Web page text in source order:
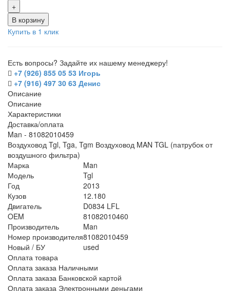
+
В корзину
Купить в 1 клик
Есть вопросы? Задайте их нашему менеджеру!
+7 (926) 855 05 53 Игорь
+7 (916) 497 30 63 Денис
Описание
Описание
Характеристики
Доставка/оплата
Man - 81082010459
Воздуховод Tgl, Tga, Tgm Воздуховод MAN TGL (патрубок от
воздушного фильтра)
Марка
Man
Модель
Tgl
Год
2013
Кузов
12.180
Двигатель
D0834 LFL
OEM
81082010460
Производитель
Man
Номер производителя81082010459
Новый / БУ
used
Оплата товара
Оплата заказа Наличными
Оплата заказа Банковской картой
Оплата заказа Электронными деньгами